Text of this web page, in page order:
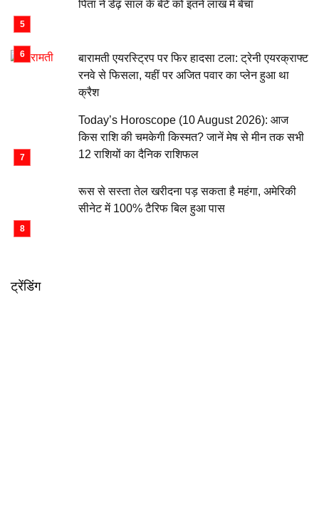
पिता ने डेढ़ साल के बेटे को इतने लाख में बेचा
बारामती एयरस्ट्रिप पर फिर हादसा टला: ट्रेनी एयरक्राफ्ट
रनवे से फिसला, यहीं पर अजित पवार का प्लेन हुआ था
क्रैश
Today’s Horoscope (10 August 2026): आज
किस राशि की चमकेगी किस्मत? जानें मेष से मीन तक सभी
12 राशियों का दैनिक राशिफल
रूस से सस्ता तेल खरीदना पड़ सकता है महंगा, अमेरिकी
सीनेट में 100% टैरिफ बिल हुआ पास
ट्रेंडिंग